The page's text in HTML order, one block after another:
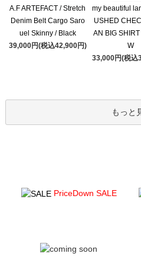
A.F ARTEFACT / Stretch
Denim Belt Cargo Saro
uel Skinny / Black
39,000円(税込42,900円)
my beautiful
USHED
AN BIG
W
33,000円(税込
もっと
PriceDown SALE